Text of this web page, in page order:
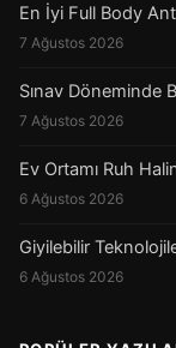
En İyi Full Body
7 Ağustos 2026
Sınav Döneminde
7 Ağustos 2026
Ev Ortamı Ruh
6 Ağustos 2026
Giyilebilir
6 Ağustos 2026